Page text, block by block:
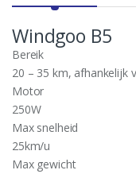
Windgoo B5
Bereik
20 – 35 km, afhankelijk
Motor
250W
Max snelheid
25km/u
Max gewicht